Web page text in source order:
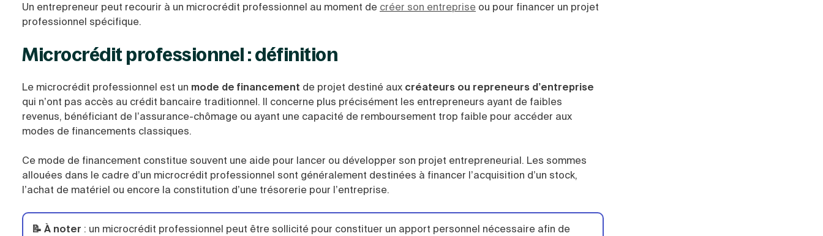
Un entrepreneur peut recourir à un microcrédit professionnel au moment de créer son entreprise ou pour financer un projet
professionnel spécifique.
Microcrédit professionnel : définition
Le microcrédit professionnel est un mode de financement de projet destiné aux créateurs ou repreneurs d’entreprise
qui n’ont pas accès au crédit bancaire traditionnel. Il concerne plus précisément les entrepreneurs ayant de faibles
revenus, bénéficiant de l’assurance-chômage ou ayant une capacité de remboursement trop faible pour accéder aux
modes de financements classiques.
Ce mode de financement constitue souvent une aide pour lancer ou développer son projet entrepreneurial. Les sommes
allouées dans le cadre d’un microcrédit professionnel sont généralement destinées à financer l’acquisition d’un stock,
l’achat de matériel ou encore la constitution d’une trésorerie pour l’entreprise.
📝 À noter : un microcrédit professionnel peut être sollicité pour constituer un apport personnel nécessaire afin de